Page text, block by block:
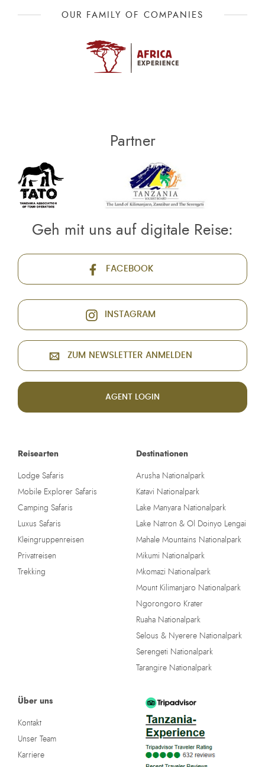
OUR FAMILY OF COMPANIES
Reisearten
Lodge Safaris
Mobile Explorer Safaris
Camping Safaris
Luxus Safaris
Kleingruppenreisen
Privatreisen
Trekking
Destinationen
Arusha Nationalpark
Katavi Nationalpark
Lake Manyara Nationalpark
Lake Natron & Ol Doinyo Lengai
Mahale Mountains Nationalpark
Mikumi Nationalpark
Mkomazi Nationalpark
Mount Kilimanjaro Nationalpark
Ngorongoro Krater
Ruaha Nationalpark
Selous & Nyerere Nationalpark
Serengeti Nationalpark
Tarangire Nationalpark
Über uns
Kontakt
Unser Team
Karriere
Partner
Geh mit uns auf digitale Reise:
FACEBOOK
INSTAGRAM
ZUM NEWSLETTER ANMELDEN
AGENT LOGIN